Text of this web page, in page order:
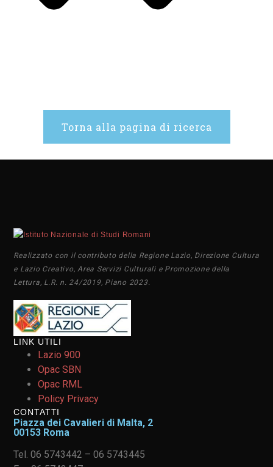
Torna alla pagina di ricerca
Realizzato con il contributo della Regione Lazio, Direzione Cultura
e Lazio Creativo, Area Servizi Culturali e Promozione della
Lettura, L.R. n. 24/2019, Piano 2023.
LINK UTILI
Lazio 900
Opac SBN
Opac RML
Policy Privacy
CONTATTI
Piazza dei Cavalieri di Malta, 2
00153 Roma
Tel. 06 5743442 – 06 5743445